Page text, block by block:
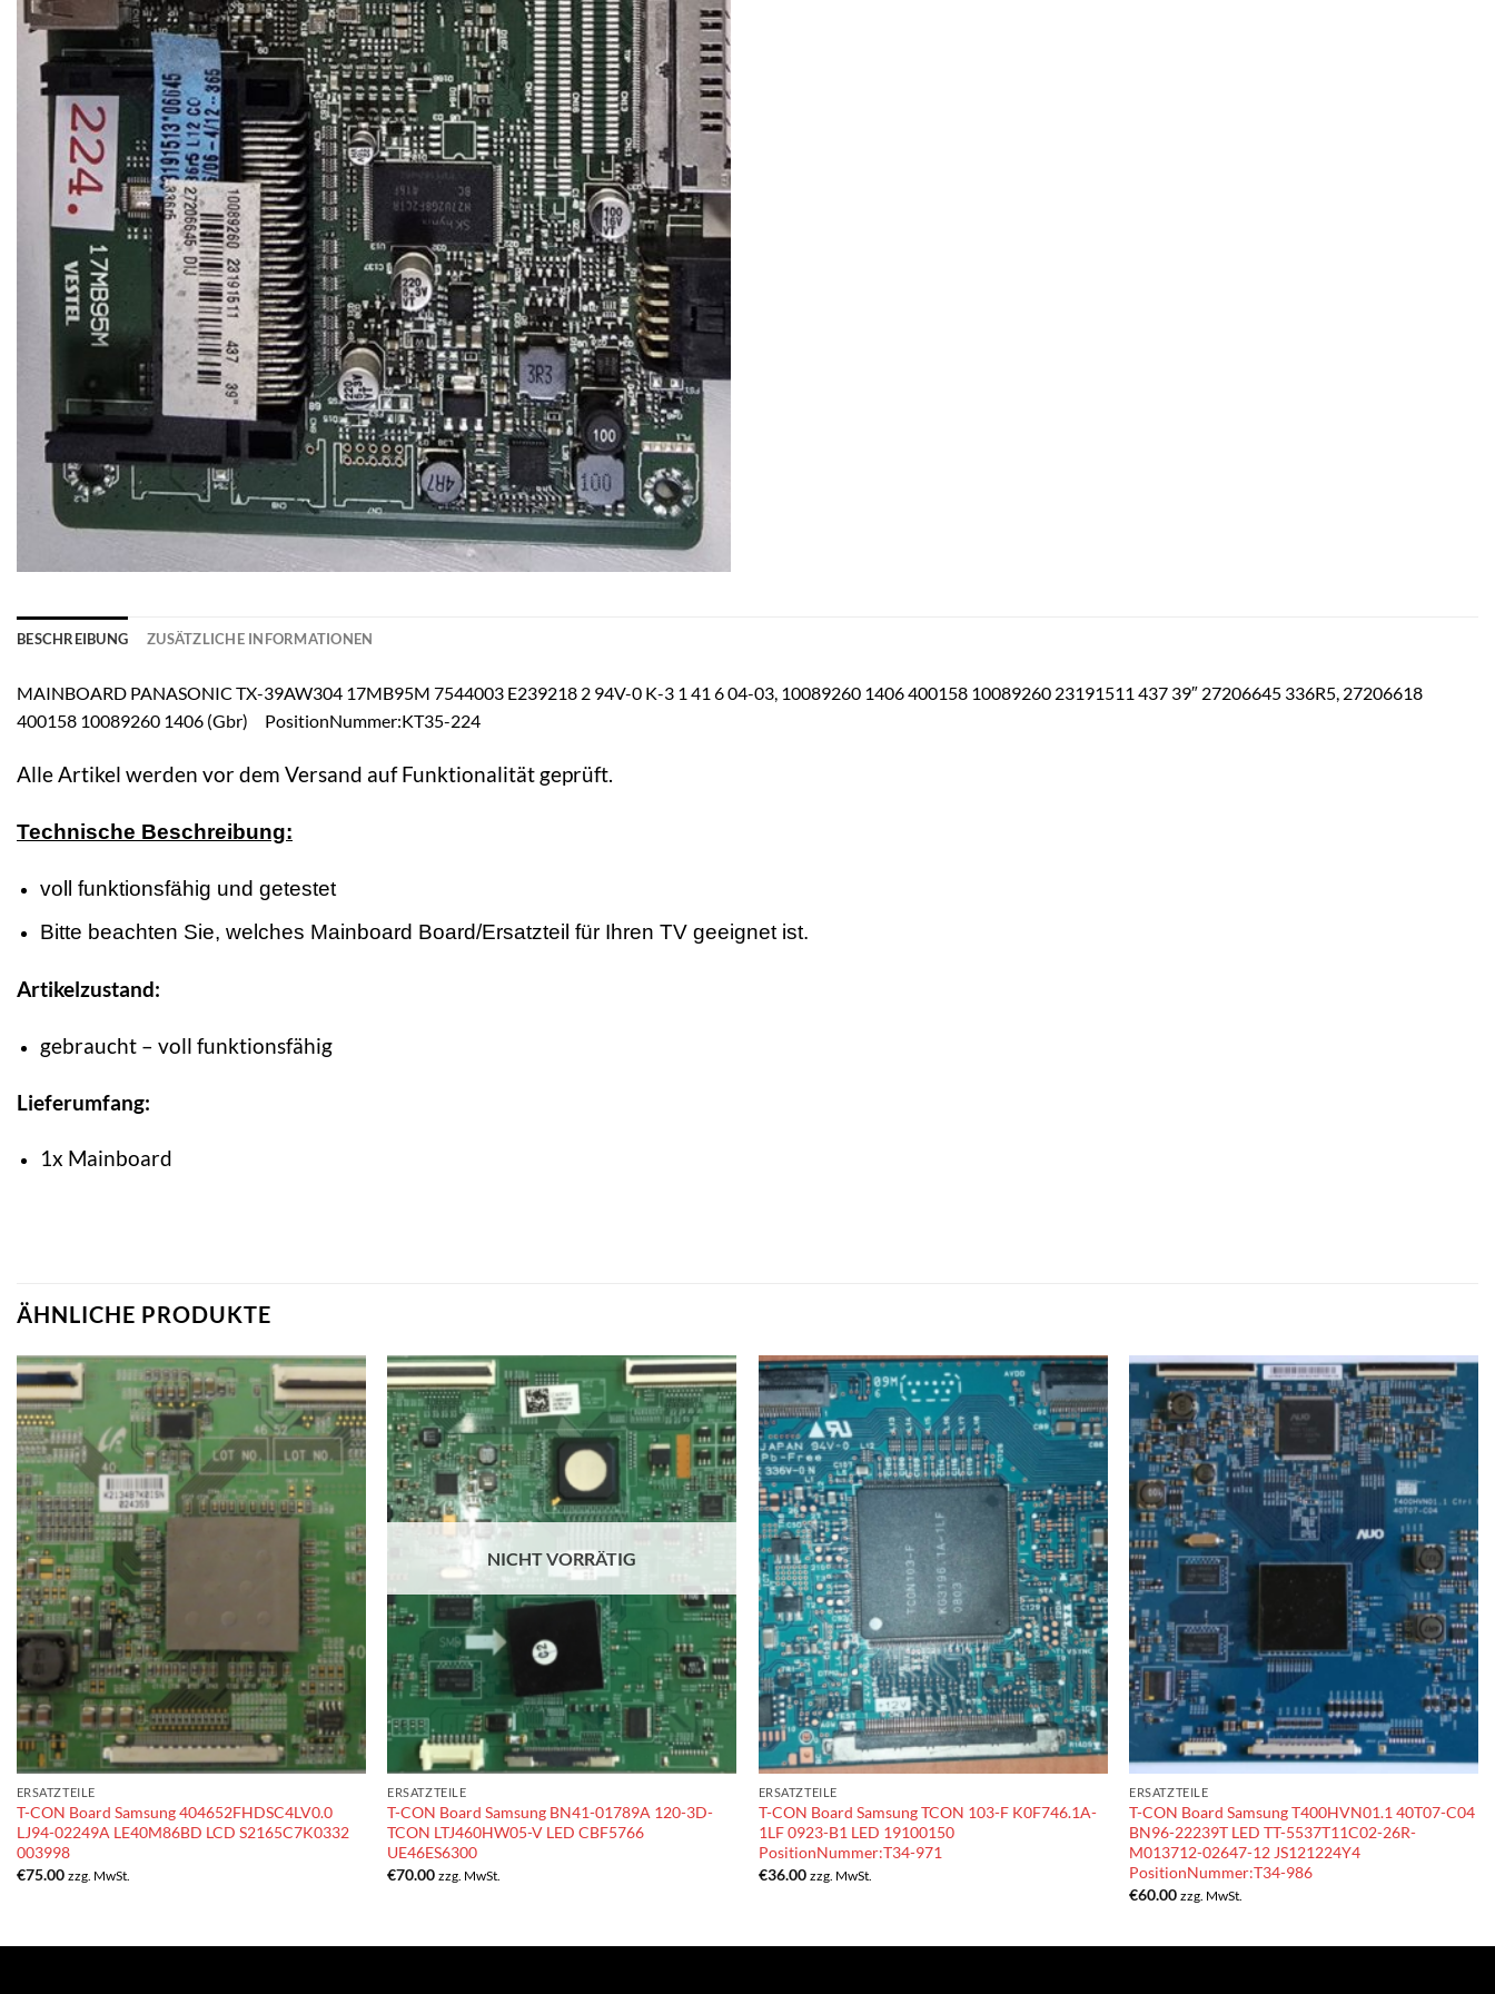
BESCHREIBUNG ZUSÄTZLICHE INFORMATIONEN
MAINBOARD PANASONIC TX-39AW304 17MB95M 7544003 E239218 2 94V-0 K-3 1 41 6 04-03, 10089260 1406 400158 10089260 23191511 437 39″ 27206645 336R5, 27206618
400158 10089260 1406 (Gbr) PositionNummer:KT35-224
Alle Artikel werden vor dem Versand auf Funktionalität geprüft.
Technische Beschreibung:
voll funktionsfähig und getestet
Bitte beachten Sie, welches Mainboard Board/Ersatzteil für Ihren TV geeignet ist.
Artikelzustand:
gebraucht – voll funktionsfähig
Lieferumfang:
1x Mainboard
ÄHNLICHE PRODUKTE
ERSATZTEILE
T-CON Board Samsung 404652FHDSC4LV0.0
LJ94-02249A LE40M86BD LCD S2165C7K0332
003998
€75.00 zzg. MwSt.
NICHT VORRÄTIG
ERSATZTEILE
T-CON Board Samsung BN41-01789A 120-3D-
TCON LTJ460HW05-V LED CBF5766
UE46ES6300
€70.00 zzg. MwSt.
ERSATZTEILE
T-CON Board Samsung TCON 103-F K0F746.1A-
1LF 0923-B1 LED 19100150
PositionNummer:T34-971
€36.00 zzg. MwSt.
ERSATZTEILE
T-CON Board Samsung T400HVN01.1 40T07-C04
BN96-22239T LED TT-5537T11C02-26R-
M013712-02647-12 JS121224Y4
PositionNummer:T34-986
€60.00 zzg. MwSt.